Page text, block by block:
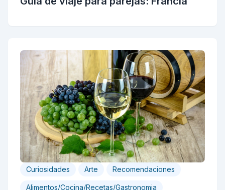
Curiosidades Arte Recomendaciones
Alimentos/Cocina/Recetas/Gastronomia